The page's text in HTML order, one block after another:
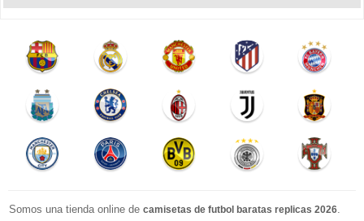
Somos una tienda online de camisetas de futbol baratas replicas 2026